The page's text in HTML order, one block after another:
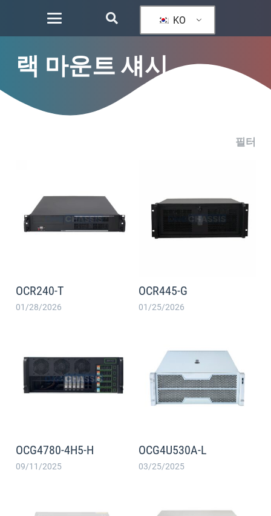
KO
랙 마운트 섀시
필터
OCR240-T
01/28/2026
OCR445-G
01/25/2026
OCG4780-4H5-H
09/11/2025
OCG4U530A-L
03/25/2025